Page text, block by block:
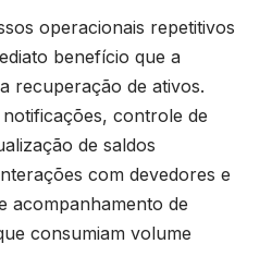
operacionais repetitivos
benefício que a
recuperação de ativos.
controle de
de saldos
com devedores e
acompanhamento de
consumiam volume